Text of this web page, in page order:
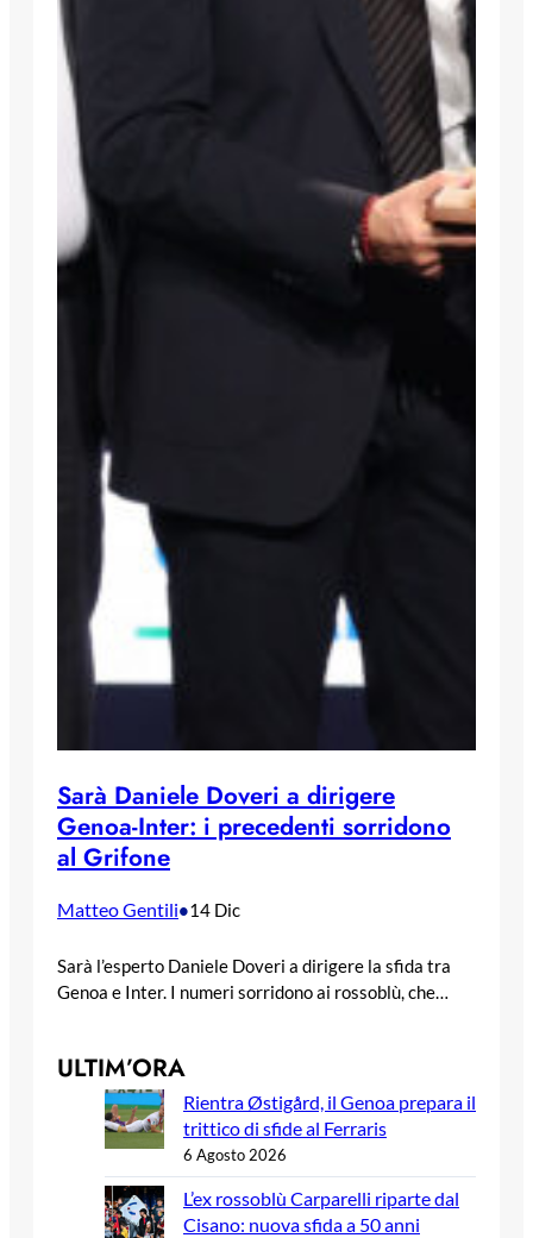
Sarà Daniele Doveri a dirigere
Genoa-Inter: i precedenti sorridono
al Grifone
Matteo Gentili•14 Dic
Sarà l’esperto Daniele Doveri a dirigere la sfida tra
Genoa e Inter. I numeri sorridono ai rossoblù, che…
ULTIM’ORA
Rientra Østigård, il Genoa prepara il
trittico di sfide al Ferraris
6 Agosto 2026
L’ex rossoblù Carparelli riparte dal
Cisano: nuova sfida a 50 anni